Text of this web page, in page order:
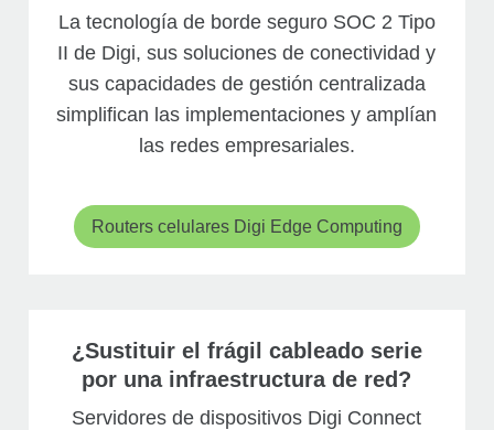
La tecnología de borde seguro SOC 2 Tipo
II de Digi, sus soluciones de conectividad y
sus capacidades de gestión centralizada
simplifican las implementaciones y amplían
las redes empresariales.
Routers celulares Digi Edge Computing
¿Sustituir el frágil cableado serie
por una infraestructura de red?
Servidores de dispositivos Digi Connect